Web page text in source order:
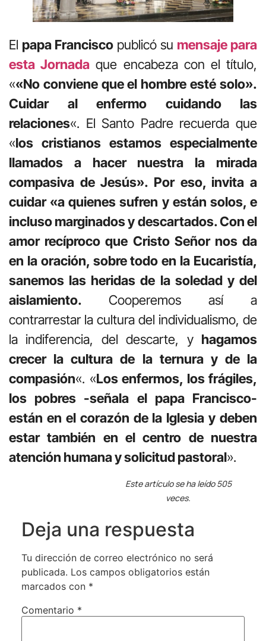
El papa Francisco publicó su mensaje para
esta Jornada que encabeza con el título,
««No conviene que el hombre esté solo».
Cuidar al enfermo cuidando las
relaciones«. El Santo Padre recuerda que
«los cristianos estamos especialmente
llamados a hacer nuestra la mirada
compasiva de Jesús». Por eso, invita a
cuidar «a quienes sufren y están solos, e
incluso marginados y descartados. Con el
amor recíproco que Cristo Señor nos da
en la oración, sobre todo en la Eucaristía,
sanemos las heridas de la soledad y del
aislamiento. Cooperemos así a
contrarrestar la cultura del individualismo, de
la indiferencia, del descarte, y hagamos
crecer la cultura de la ternura y de la
compasión«. «Los enfermos, los frágiles,
los pobres -señala el papa Francisco-
están en el corazón de la Iglesia y deben
estar también en el centro de nuestra
atención humana y solicitud pastoral».
Este artículo se ha leído 505
veces.
Deja una respuesta
Tu dirección de correo electrónico no será
publicada. Los campos obligatorios están
marcados con *
Comentario *